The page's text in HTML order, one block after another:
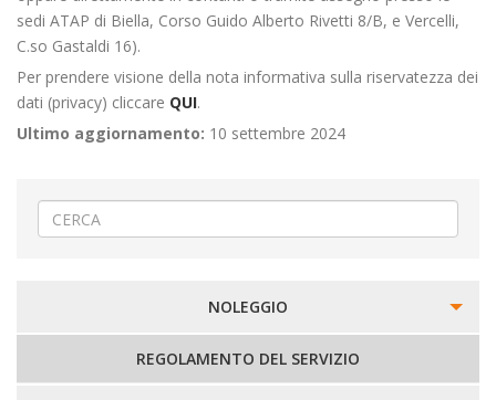
sedi ATAP di Biella, Corso Guido Alberto Rivetti 8/B, e Vercelli,
C.so Gastaldi 16).
Per prendere visione della nota informativa sulla riservatezza dei
dati (privacy) cliccare QUI.
Ultimo aggiornamento: 10 settembre 2024
NOLEGGIO
REGOLAMENTO DEL SERVIZIO